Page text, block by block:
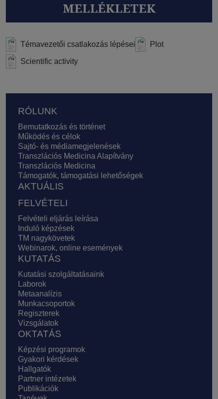
MELLÉKLETEK
Témavezetői csatlakozás lépései Plot
Scientific activity
Lábléc
RÓLUNK
Bemutatkozás és történet
Működés és célok
Sajtó- és médiamegjelenések
Transzlációs Medicina Alapítvány
Transzlációs Medicina
Támogatók, támogatási lehetőségek
AKTUÁLIS
FELVÉTELI
Felvételi eljárás leírása
Induló képzések
TM nagykövetek
Webinarok, online események
KUTATÁS
Kutatási szolgáltatásaink
Laborok
Metaanalízis
Munkacsoportok
Regiszterek
Vizsgálatok
OKTATÁS
Képzési programok
Gyakori kérdések
Hallgatók
Partner intézetek
Publikációk